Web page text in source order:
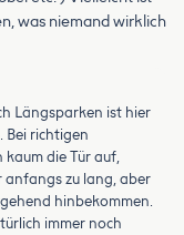
was niemand wirklich
Längsparken ist hier
Bei richtigen
die Tür auf,
anfangs zu lang, aber
hinbekommen.
immer noch